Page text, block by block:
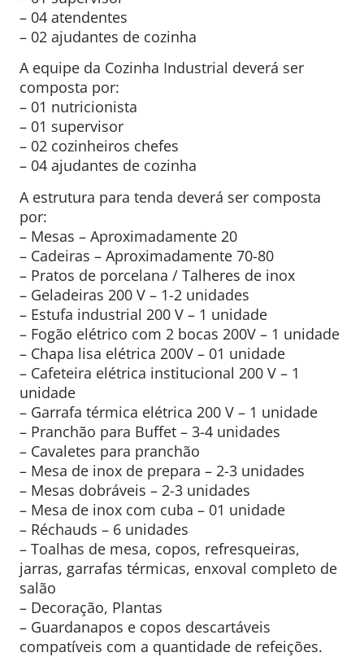
– 04 atendentes
– 02 ajudantes de cozinha
A equipe da Cozinha Industrial deverá ser
composta por:
– 01 nutricionista
– 01 supervisor
– 02 cozinheiros chefes
– 04 ajudantes de cozinha
A estrutura para tenda deverá ser composta
por:
– Mesas – Aproximadamente 20
– Cadeiras – Aproximadamente 70-80
– Pratos de porcelana / Talheres de inox
– Geladeiras 200 V – 1-2 unidades
– Estufa industrial 200 V – 1 unidade
– Fogão elétrico com 2 bocas 200V – 1 unidade
– Chapa lisa elétrica 200V – 01 unidade
– Cafeteira elétrica institucional 200 V – 1
unidade
– Garrafa térmica elétrica 200 V – 1 unidade
– Pranchão para Buffet – 3-4 unidades
– Cavaletes para pranchão
– Mesa de inox de prepara – 2-3 unidades
– Mesas dobráveis – 2-3 unidades
– Mesa de inox com cuba – 01 unidade
– Réchauds – 6 unidades
– Toalhas de mesa, copos, refresqueiras,
jarras, garrafas térmicas, enxoval completo de
salão
– Decoração, Plantas
– Guardanapos e copos descartáveis
compatíveis com a quantidade de refeições.